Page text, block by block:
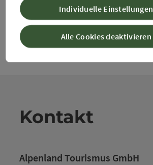
Kontakt
Alpenland Tourismus GmbH
Alle Cookies deaktivieren
Individuelle Einstellungen